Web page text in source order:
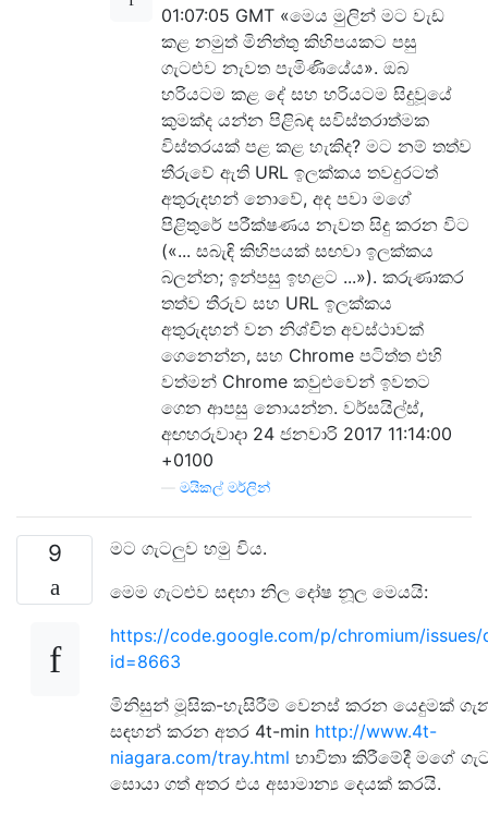
01:07:05 GMT «මෙය මුලින් මට වැඩ
කළ නමුත් මිනිත්තු කිහිපයකට පසු
ගැටළුව නැවත පැමිණියේය». ඔබ
හරියටම කළ දේ සහ හරියටම සිදුවූයේ
කුමක්ද යන්න පිළිබඳ සවිස්තරාත්මක
විස්තරයක් පළ කළ හැකිද? මට නම් තත්ව
තීරුවේ ඇති URL ඉලක්කය තවදුරටත්
අතුරුදහන් නොවේ, අද පවා මගේ
පිළිතුරේ පරීක්ෂණය නැවත සිදු කරන විට
(«... සබැඳි කිහිපයක් සඟවා ඉලක්කය
බලන්න; ඉන්පසු ඉහළට ...»). කරුණාකර
තත්ව තීරුව සහ URL ඉලක්කය
අතුරුදහන් වන නිශ්චිත අවස්ථාවක්
ගෙනෙන්න, සහ Chrome පටිත්ත එහි
වත්මන් Chrome කවුළුවෙන් ඉවතට
ගෙන ආපසු නොයන්න. වර්සයිල්ස්,
අඟහරුවාදා 24 ජනවාරි 2017 11:14:00
+0100
මයිකල් මර්ලින්
9
මට ගැටලුව හමු විය.
මෙම ගැටළුව සඳහා නිල දෝෂ නූල මෙයයි:
https://code.google.com/p/chromium/issues/
id=8663
මිනිසුන් මූසික-හැසිරීම් වෙනස් කරන යෙදුමක්
සඳහන් කරන අතර 4t-min http://www.4t-
niagara.com/tray.html භාවිතා කිරීමේදී මගේ
සොයා ගත් අතර එය අසාමාන්‍ය දෙයක් කරයි.